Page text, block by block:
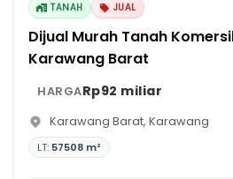
TANAH JUAL
Dijual Murah Tanah
Karawang Barat
HARGARp92 miliar
Karawang Barat, Karawang
LT: 57508 m²